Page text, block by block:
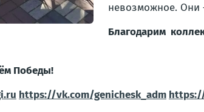
невозможное. Они
Благодарим
Победы!
https://vk.com/genichesk_adm